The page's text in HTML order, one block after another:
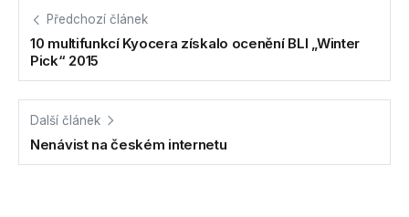
Předchozí článek
10 multifunkcí Kyocera získalo ocenění BLI „Winter
Pick“ 2015
Další článek
Nenávist na českém internetu